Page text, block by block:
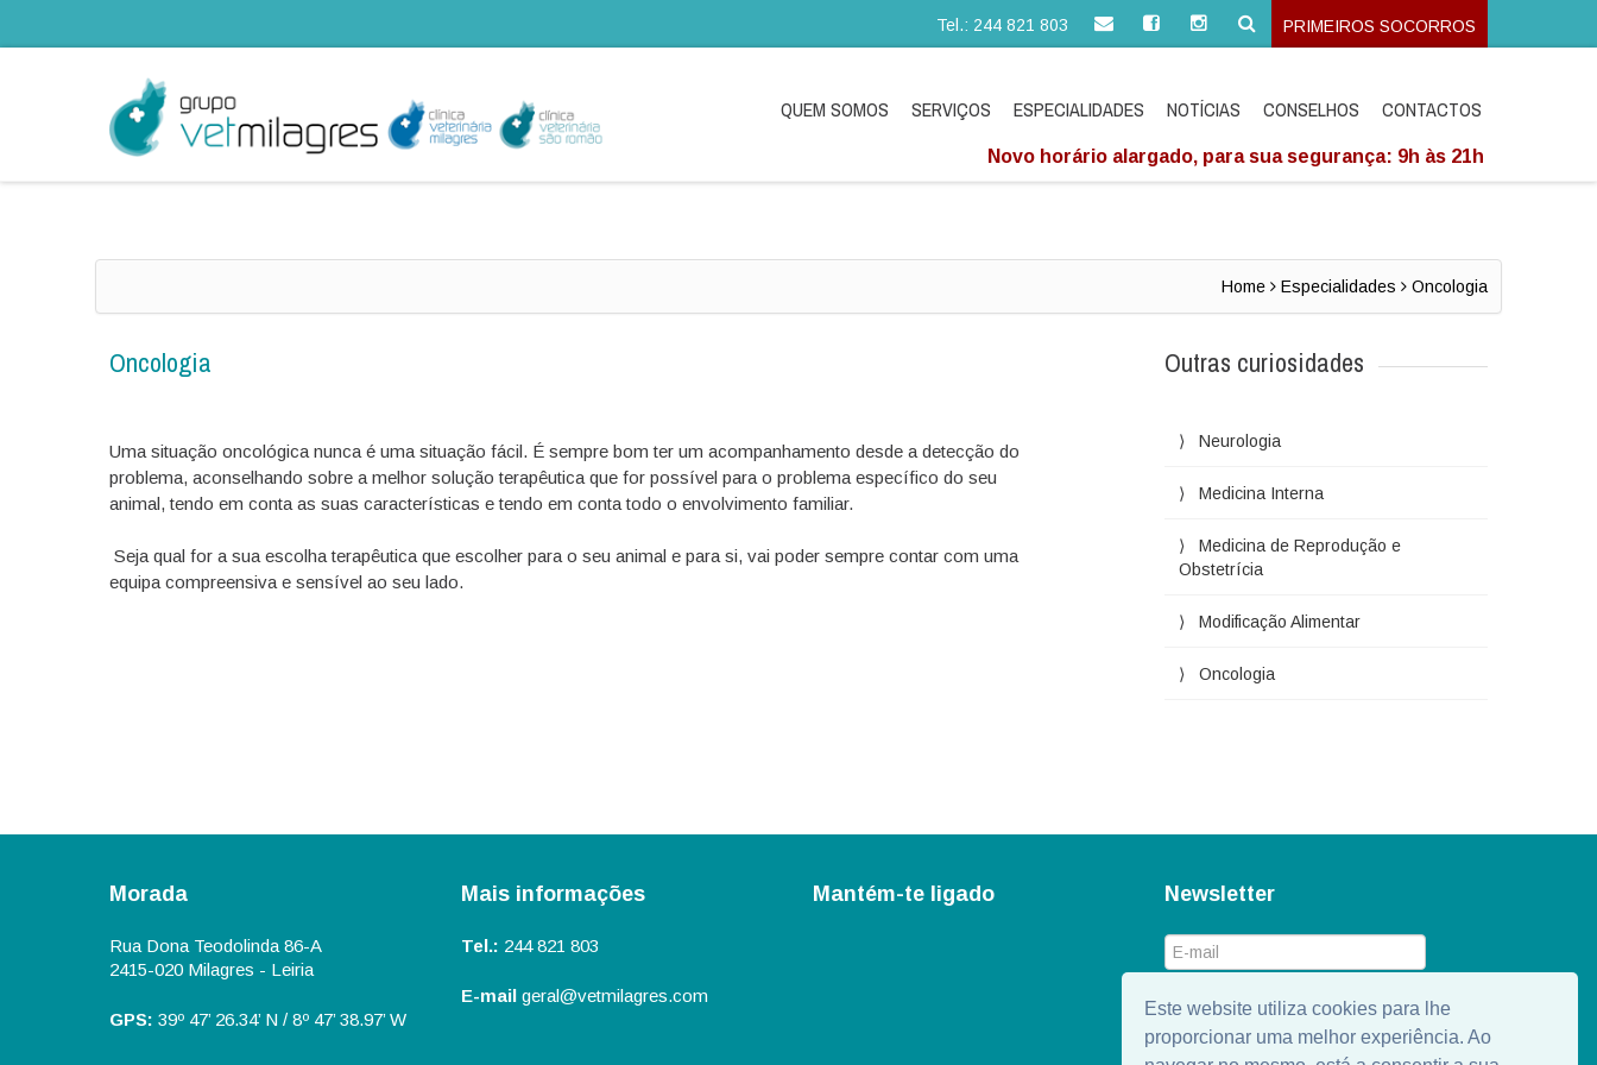
Este website utiliza cookies para lhe
proporcionar uma melhor experiência. Ao
Tel.: 244 821 803 PRIMEIROS SOCORROS
QUEM SOMOS SERVIÇOS ESPECIALIDADES NOTÍCIAS CONSELHOS CONTACTOS
Novo horário alargado, para sua segurança: 9h às 21h
Home Especialidades Oncologia
Oncologia
Uma situação oncológica nunca é uma situação fácil. É sempre bom ter um acompanhamento desde a detecção do
problema, aconselhando sobre a melhor solução terapêutica que for possível para o problema específico do seu
animal, tendo em conta as suas características e tendo em conta todo o envolvimento familiar.
Seja qual for a sua escolha terapêutica que escolher para o seu animal e para si, vai poder sempre contar com uma
equipa compreensiva e sensível ao seu lado.
Outras curiosidades
Neurologia
Medicina Interna
Medicina de Reprodução e
Obstetrícia
Modificação Alimentar
Oncologia
Morada
Rua Dona Teodolinda 86-A
2415-020 Milagres - Leiria
GPS: 39º 47’ 26.34’ N / 8º 47’ 38.97’ W
Mais informações
Tel.: 244 821 803
E-mailgeral@vetmilagres.com
Mantém-te ligado Newsletter